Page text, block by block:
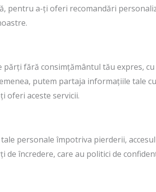
pentru a-ți oferi recomandări
fără consimțământul tău expres,
putem partaja informațiile tale
oferi aceste servicii.
personale împotriva pierderii,
încredere, care au politici de